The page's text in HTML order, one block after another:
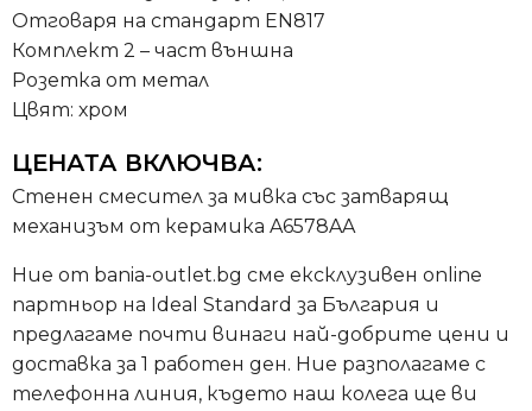
Отговаря на стандарт EN817
Комплект 2 – част външна
Розетка от метал
Цвят: хром
ЦЕНАТА ВКЛЮЧВА:
Стенен смесител за мивка със затварящ
механизъм от керамика A6578AA
Ние от bania-outlet.bg сме ексклузивен online
партньор на Ideal Standard за България и
предлагаме почти винаги най-добрите цени и
доставка за 1 работен ден. Ние разполагаме с
телефонна линия, където наш колега ще ви